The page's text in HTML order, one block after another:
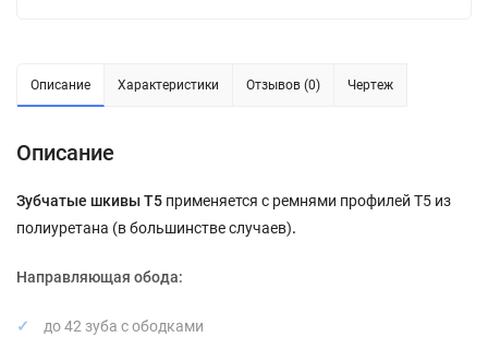
Описание Характеристики Отзывов (0) Чертеж
Описание
Зубчатые шкивы Т5 применяется с ремнями профилей Т5 из
полиуретана (в большинстве случаев).
Направляющая обода:
до 42 зуба с ободками